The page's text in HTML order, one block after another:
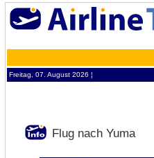
Freitag, 07. August 2026 ¦
Flug nach Yuma